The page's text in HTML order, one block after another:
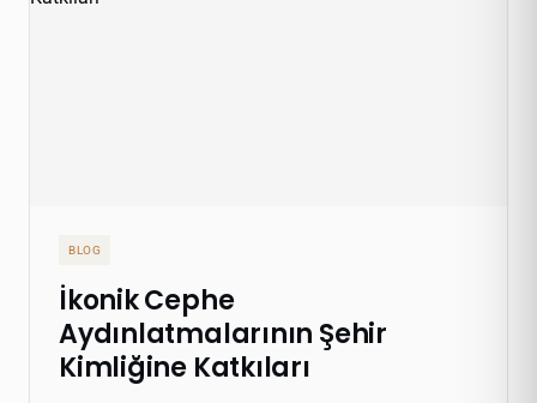
BLOG
İkonik Cephe
Aydınlatmalarının Şehir
Kimliğine Katkıları